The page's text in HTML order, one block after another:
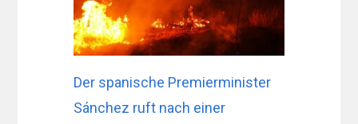
Der spanische Premierminister
Sánchez ruft nach einer